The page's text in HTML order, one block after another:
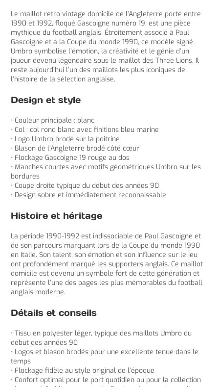
Le maillot retro vintage domicile de l’Angleterre porté entre
1990 et 1992, floqué Gascoigne numéro 19, est une pièce
mythique du football anglais. Étroitement associé à Paul
Gascoigne et à la Coupe du monde 1990, ce modèle signé
Umbro symbolise l’émotion, la créativité et le génie d’un
joueur devenu légendaire sous le maillot des Three Lions. Il
reste aujourd’hui l’un des maillots les plus iconiques de
l’histoire de la sélection anglaise.
Design et style
• Couleur principale : blanc
• Col : col rond blanc avec finitions bleu marine
• Logo Umbro brodé sur la poitrine
• Blason de l’Angleterre brodé côté cœur
• Flockage Gascoigne 19 rouge au dos
• Manches courtes avec motifs géométriques Umbro sur les
bordures
• Coupe droite typique du début des années 90
• Design sobre et immédiatement reconnaissable
Histoire et héritage
La période 1990-1992 est indissociable de Paul Gascoigne et
de son parcours marquant lors de la Coupe du monde 1990
en Italie. Son talent, son émotion et son influence sur le jeu
ont profondément marqué les supporters anglais. Ce maillot
domicile est devenu un symbole fort de cette génération et
représente l’une des pages les plus mémorables du football
anglais moderne.
Détails et conseils
• Tissu en polyester léger, typique des maillots Umbro du
début des années 90
• Logos et blason brodés pour une excellente tenue dans le
temps
• Flockage fidèle au style original de l’époque
• Confort optimal pour le port quotidien ou pour la collection